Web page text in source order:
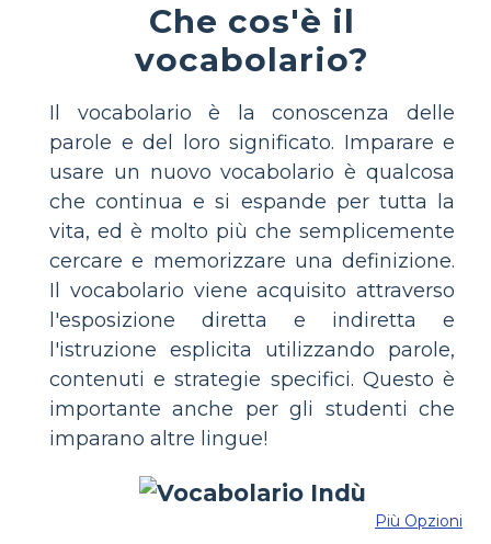
Che cos'è il
vocabolario?
Il vocabolario è la conoscenza delle
parole e del loro significato. Imparare e
usare un nuovo vocabolario è qualcosa
che continua e si espande per tutta la
vita, ed è molto più che semplicemente
cercare e memorizzare una definizione.
Il vocabolario viene acquisito attraverso
l'esposizione diretta e indiretta e
l'istruzione esplicita utilizzando parole,
contenuti e strategie specifici. Questo è
importante anche per gli studenti che
imparano altre lingue!
Più Opzioni